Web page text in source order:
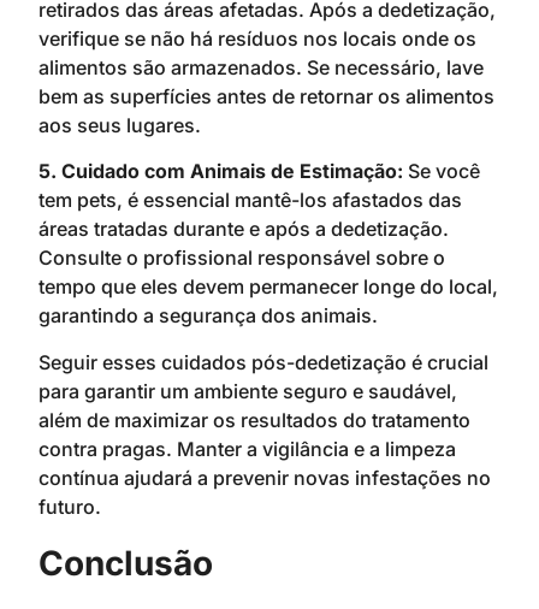
retirados das áreas afetadas. Após a dedetização,
verifique se não há resíduos nos locais onde os
alimentos são armazenados. Se necessário, lave
bem as superfícies antes de retornar os alimentos
aos seus lugares.
5. Cuidado com Animais de Estimação: Se você
tem pets, é essencial mantê-los afastados das
áreas tratadas durante e após a dedetização.
Consulte o profissional responsável sobre o
tempo que eles devem permanecer longe do local,
garantindo a segurança dos animais.
Seguir esses cuidados pós-dedetização é crucial
para garantir um ambiente seguro e saudável,
além de maximizar os resultados do tratamento
contra pragas. Manter a vigilância e a limpeza
contínua ajudará a prevenir novas infestações no
futuro.
Conclusão